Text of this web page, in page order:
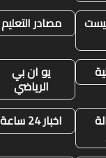
مصادر التعليم
يو ان بي
الرياضي
اخبار 24 ساعة